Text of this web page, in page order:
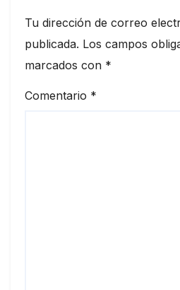
Tu dirección de correo
publicada. Los campos
marcados con *
Comentario *